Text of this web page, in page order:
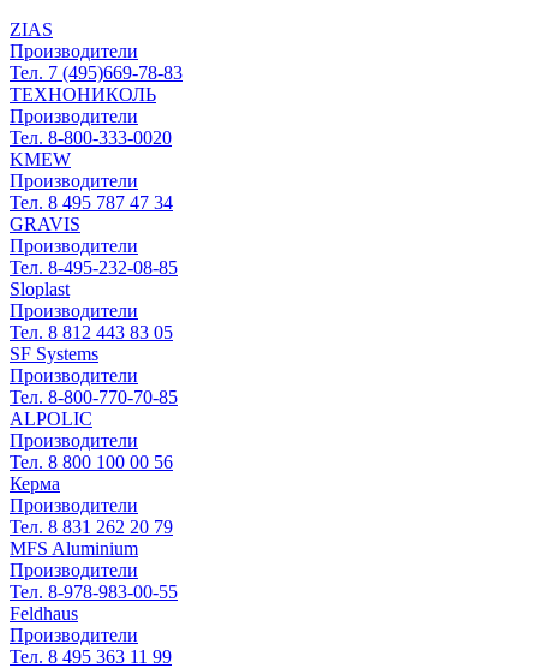
ZIAS
Производители
Тел. 7 (495)669-78-83
ТЕХНОНИКОЛЬ
Производители
Тел. 8-800-333-0020
KMEW
Производители
Тел. 8 495 787 47 34
GRAVIS
Производители
Тел. 8-495-232-08-85
Sloplast
Производители
Тел. 8 812 443 83 05
SF Systems
Производители
Тел. 8-800-770-70-85
ALPOLIC
Производители
Тел. 8 800 100 00 56
Керма
Производители
Тел. 8 831 262 20 79
MFS Aluminium
Производители
Тел. 8-978-983-00-55
Feldhaus
Производители
Тел. 8 495 363 11 99